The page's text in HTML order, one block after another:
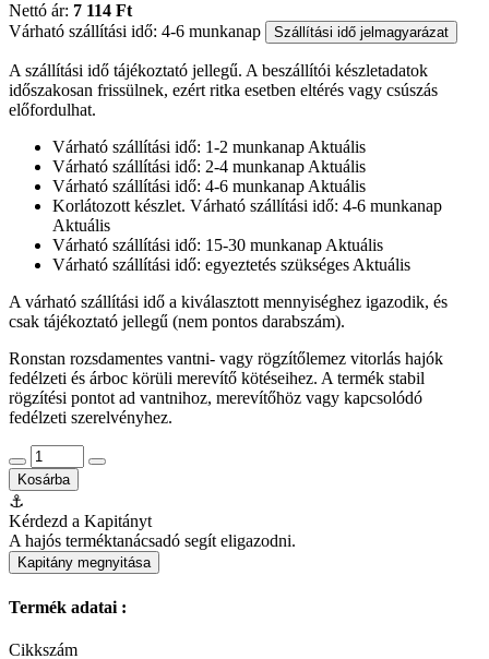
Nettó ár: 7 114 Ft
Várható szállítási idő: 4-6 munkanap
Szállítási idő jelmagyarázat
A szállítási idő tájékoztató jellegű. A beszállítói készletadatok
időszakosan frissülnek, ezért ritka esetben eltérés vagy csúszás
előfordulhat.
Várható szállítási idő: 1-2 munkanapAktuális
Várható szállítási idő: 2-4 munkanapAktuális
Várható szállítási idő: 4-6 munkanapAktuális
Korlátozott készlet. Várható szállítási idő: 4-6 munkanap
Aktuális
Várható szállítási idő: 15-30 munkanapAktuális
Várható szállítási idő: egyeztetés szükségesAktuális
A várható szállítási idő a kiválasztott mennyiséghez igazodik, és
csak tájékoztató jellegű (nem pontos darabszám).
Ronstan rozsdamentes vantni- vagy rögzítőlemez vitorlás hajók
fedélzeti és árboc körüli merevítő kötéseihez. A termék stabil
rögzítési pontot ad vantnihoz, merevítőhöz vagy kapcsolódó
fedélzeti szerelvényhez.
Kosárba
⚓
Kérdezd a Kapitányt
A hajós terméktanácsadó segít eligazodni.
Kapitány megnyitása
Termék adatai :
Cikkszám